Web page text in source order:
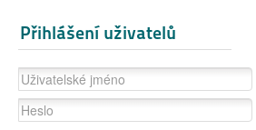
Přihlášení uživatelů